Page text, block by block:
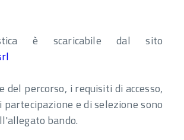
è scaricabile dal sito
del percorso, i requisiti di accesso,
e di selezione sono
bando.